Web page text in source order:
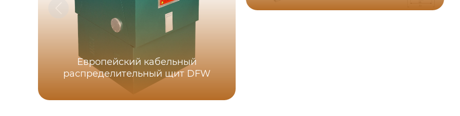
Европейский кабельный
распределительный щит DFW